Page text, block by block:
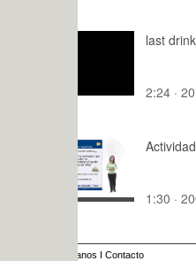
2:24 · 2014
Actividad de Aplicación
1:30 · 2006